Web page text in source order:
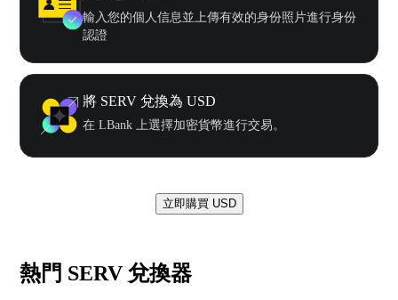
輸入您的個人信息並上傳有效的身份照片進行身份
認證
將 SERV 兌換為 USD
在 LBank 上選擇加密貨幣進行交易。
立即購買 USD
熱門 SERV 兌換器